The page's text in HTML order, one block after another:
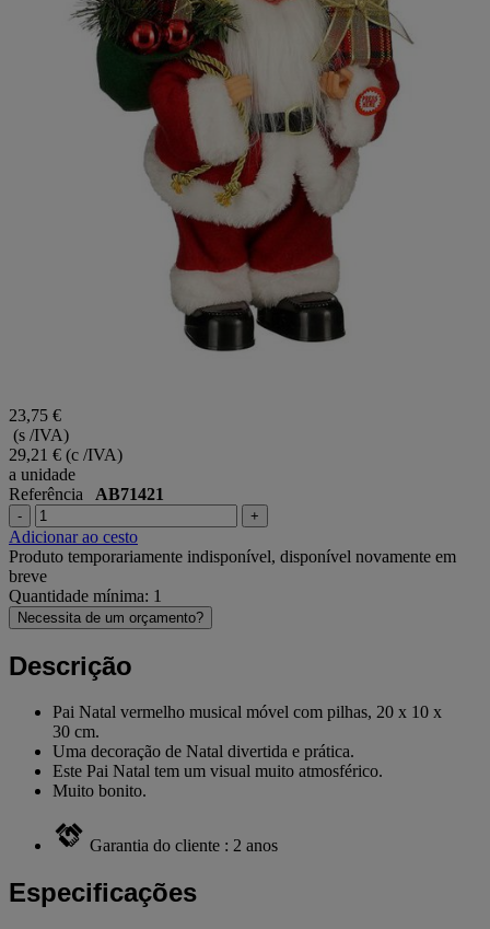
23,75 €
(s /IVA)
29,21 € (c /IVA)
a unidade
Referência AB71421
- +
Adicionar ao cesto
Produto temporariamente indisponível, disponível novamente em
breve
Quantidade mínima: 1
Necessita de um orçamento?
Descrição
Pai Natal vermelho musical móvel com pilhas, 20 x 10 x
30 cm.
Uma decoração de Natal divertida e prática.
Este Pai Natal tem um visual muito atmosférico.
Muito bonito.
Garantia do cliente : 2 anos
Especificações